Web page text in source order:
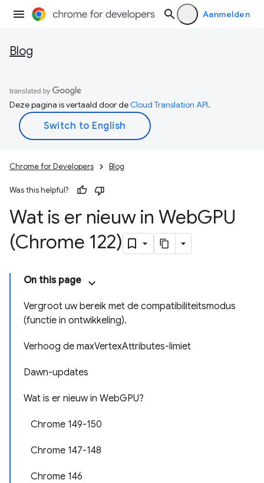
Aanmelden
Blog
Deze pagina is vertaald door deCloud Translation API.
Chrome for Developers Blog
Was this helpful?
Wat is er nieuw in WebGPU
(Chrome 122)
On this page
Vergroot uw bereik met de compatibiliteitsmodus
(functie in ontwikkeling).
Verhoog de maxVertexAttributes-limiet
Dawn-updates
Wat is er nieuw in WebGPU?
Chrome 149-150
Chrome 147-148
Chrome 146